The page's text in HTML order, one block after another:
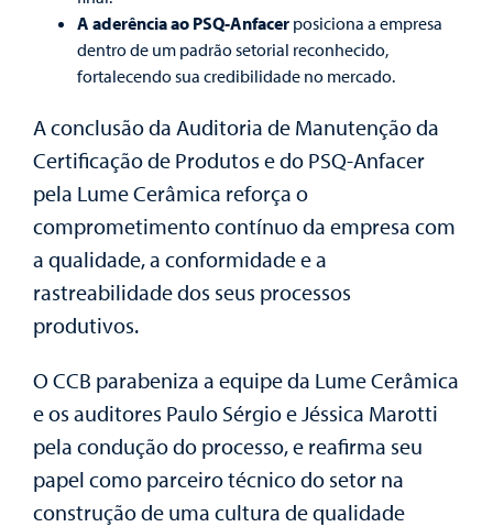
A aderência ao PSQ-Anfacer posiciona a empresa
dentro de um padrão setorial reconhecido,
fortalecendo sua credibilidade no mercado.
A conclusão da Auditoria de Manutenção da
Certificação de Produtos e do PSQ-Anfacer
pela Lume Cerâmica reforça o
comprometimento contínuo da empresa com
a qualidade, a conformidade e a
rastreabilidade dos seus processos
produtivos.
O CCB parabeniza a equipe da Lume Cerâmica
e os auditores Paulo Sérgio e Jéssica Marotti
pela condução do processo, e reafirma seu
papel como parceiro técnico do setor na
construção de uma cultura de qualidade